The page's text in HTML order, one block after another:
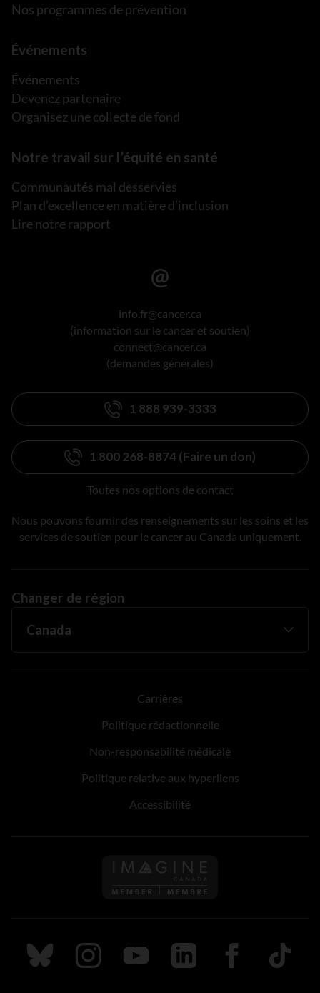
Nos programmes de prévention
Événements
Événements
Devenez partenaire
Organisez une collecte de fond
Notre travail sur l’équité en santé
Communautés mal desservies
Plan d’excellence en matière d’inclusion
Lire notre rapport
info.fr@cancer.ca
(information sur le cancer et soutien)
connect@cancer.ca
(demandes générales)
1 888 939-3333
1 800 268-8874 (Faire un don)
Toutes nos options de contact
Nous pouvons fournir des renseignements sur les soins et les
services de soutien pour le cancer au Canada uniquement.
Changer de région
Carrières
Politique rédactionnelle
Non-responsabilité médicale
Politique relative aux hyperliens
Accessibilité
Suivez nous sur Bluesky
Suivez nous sur Instagram
Suivez nous sur Youtube
Suivez nous sur LinkedIn
Suivez nous sur
TikTok